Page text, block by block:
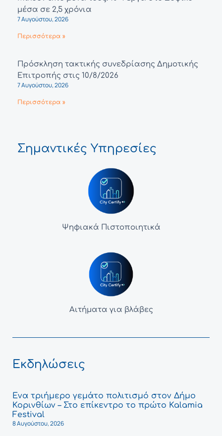
μέσα σε 2,5 χρόνια
7 Αυγούστου, 2026
Περισσότερα »
Πρόσκληση τακτικής συνεδρίασης Δημοτικής
Επιτροπής στις 10/8/2026
7 Αυγούστου, 2026
Περισσότερα »
Σημαντικές Υπηρεσίες
Ψηφιακά Πιστοποιητικά
Αιτήματα για βλάβες
Εκδηλώσεις
Ένα τριήμερο γεμάτο πολιτισμό στον Δήμο
Κορινθίων – Στο επίκεντρο το πρώτο Kalamia
Festival
8 Αυγούστου, 2026